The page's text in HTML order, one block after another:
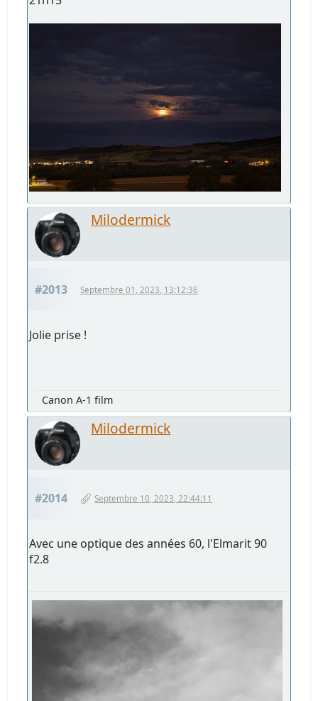
Milodermick
#2013 Septembre 01, 2023, 13:12:36
Jolie prise !
Canon A-1 film
Milodermick
#2014 Septembre 10, 2023, 22:44:11
Avec une optique des années 60, l'Elmarit 90
f2.8